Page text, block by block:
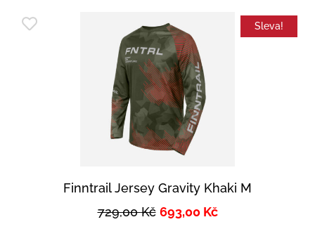
Sleva!
Finntrail Jersey Gravity Khaki M
729,00Kč 693,00 Kč